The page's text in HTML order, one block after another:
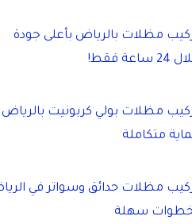
مظلات بالرياض بأعلى جودة
ساعة فقط!
مظلات بولي كربونيت بالرياض
متكاملة
مظلات حدائق وسواتر في
سهلة